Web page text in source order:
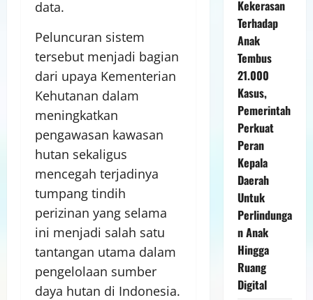
data.
Peluncuran sistem
tersebut menjadi bagian
dari upaya Kementerian
Kehutanan dalam
meningkatkan
pengawasan kawasan
hutan sekaligus
mencegah terjadinya
tumpang tindih
perizinan yang selama
ini menjadi salah satu
tantangan utama dalam
pengelolaan sumber
daya hutan di Indonesia.
Kekerasan
Terhadap
Anak
Tembus
21.000
Kasus,
Pemerintah
Perkuat
Peran
Kepala
Daerah
Untuk
Perlindunga
n Anak
Hingga
Ruang
Digital